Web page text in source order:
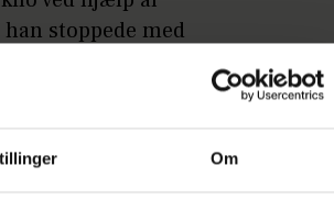
Om
stoppede med
fri for sin